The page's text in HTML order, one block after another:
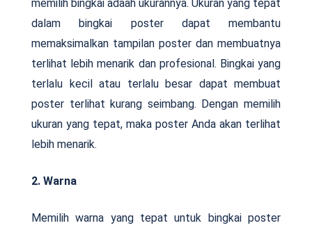
memilih bingkai adaah ukurannya. Ukuran yang tepat
dalam bingkai poster dapat membantu
memaksimalkan tampilan poster dan membuatnya
terlihat lebih menarik dan profesional. Bingkai yang
terlalu kecil atau terlalu besar dapat membuat
poster terlihat kurang seimbang. Dengan memilih
ukuran yang tepat, maka poster Anda akan terlihat
lebih menarik.
2. Warna
Memilih warna yang tepat untuk bingkai poster